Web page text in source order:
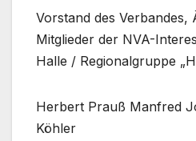
Vorstand des Verbandes,
Mitglieder der NVA-
Halle / Regionalgruppe
Herbert Prauß Manfred
Köhler